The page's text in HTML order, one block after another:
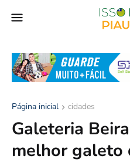
Página inicial cidades
Galeteria
melhor galeto